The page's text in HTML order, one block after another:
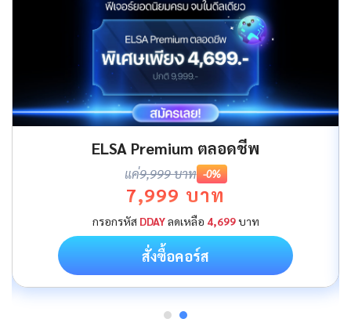
ELSA Premium ตลอดชีพ
แค่9,999 บาท -0%
7,999 บาท
กรอกรหัส DDAYลดเหลือ 4,699บาท
สั่งซื้อคอร์ส